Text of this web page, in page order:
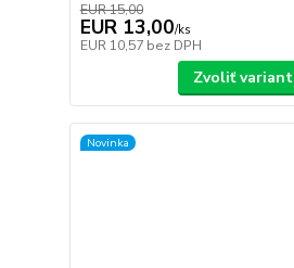
EUR 15,00
EUR 13,00/ks
EUR 10,57 bez DPH
Zvoliť variant
Novinka